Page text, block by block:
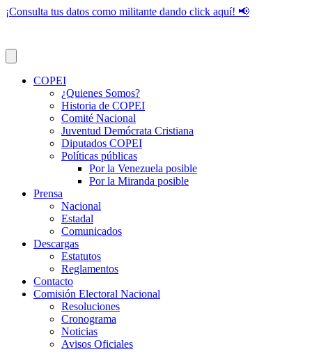
¡Consulta tus datos como militante dando click aquí! 📢
COPEI
¿Quienes Somos?
Historia de COPEI
Comité Nacional
Juventud Demócrata Cristiana
Diputados COPEI
Políticas públicas
Por la Venezuela posible
Por la Miranda posible
Prensa
Nacional
Estadal
Comunicados
Descargas
Estatutos
Reglamentos
Contacto
Comisión Electoral Nacional
Resoluciones
Cronograma
Noticias
Avisos Oficiales